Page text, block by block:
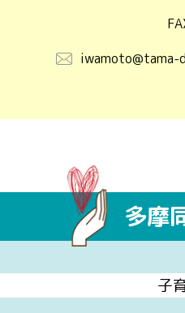
iwamoto@tama-
多摩
子